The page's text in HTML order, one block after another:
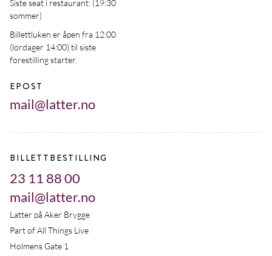
Siste seat i restaurant: (19:30
sommer)
Billettluken er åpen fra 12:00
(lørdager 14:00) til siste
forestilling starter.
EPOST
mail@latter.no
BILLETTBESTILLING
23 11 88 00
mail@latter.no
Latter på Aker Brygge
Part of All Things Live
Holmens Gate 1